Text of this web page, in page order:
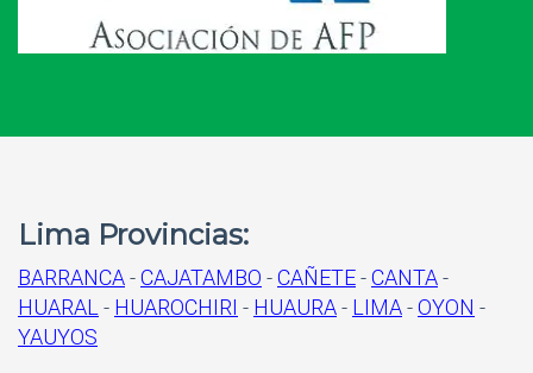
Lima Provincias:
BARRANCA-CAJATAMBO -CAÑETE-CANTA-
HUARAL - HUAROCHIRI - HUAURA- LIMA-OYON -
YAUYOS